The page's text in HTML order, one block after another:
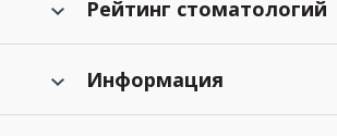
Рейтинг стоматологий
Информация